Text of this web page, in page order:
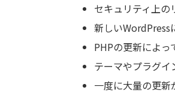
セキュリティ上の
新しいWordPress
PHPの更新によ
テーマやプラグイ
一度に大量の更